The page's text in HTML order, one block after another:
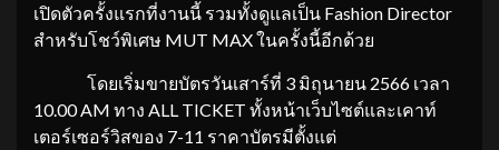
เปิดตัวครั้งแรกที่งานนี้ รวมทั้งดูแลเป็น Fashion Director
สําหรับโชว์พิเศษ MUT MAX ในครั้งนี้อีกด้วย
โดยเริ่มขายบัตรวันเสาร์ที่ 3 มิถุนายน 2566 เวลา
10.00 AM ทาง ALL TICKET ทั้งหน้าเว็บไซต์และเคาท์
เตอร์เซอร์วิสของ 7-11 ราคาบัตรมีตั้งแต่